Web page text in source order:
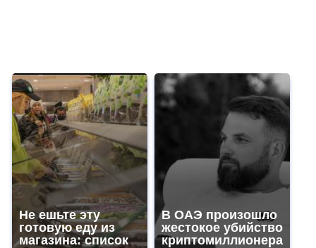
Не ешьте эту
готовую еду из
магазина: список
В ОАЭ произошло
жестокое убийство
криптомиллионера